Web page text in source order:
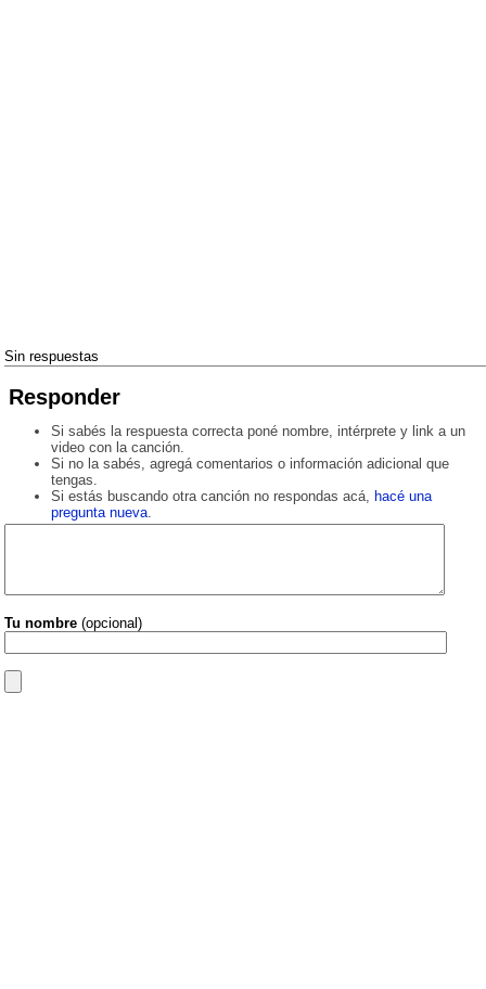
Sin respuestas
Responder
Si sabés la respuesta correcta poné nombre, intérprete y link a un
video con la canción.
Si no la sabés, agregá comentarios o información adicional que
tengas.
Si estás buscando otra canción no respondas acá, hacé una
pregunta nueva.
Tu nombre (opcional)